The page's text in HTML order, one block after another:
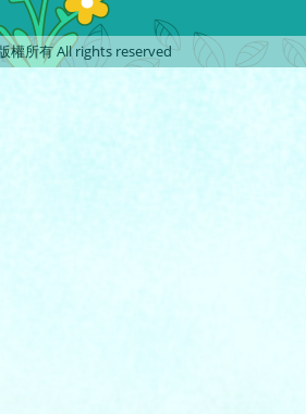
權所有 All rights reserved